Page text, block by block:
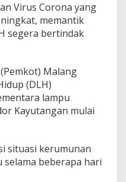
Virus Corona yang
memantik
segera bertindak
Malang
(DLH)
lampu
Kayutangan mulai
situasi kerumunan
beberapa hari